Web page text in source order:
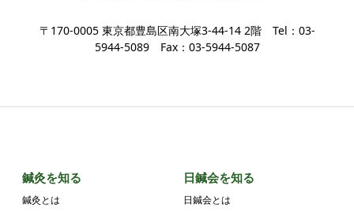
〒170-0005 東京都豊島区南大塚3-44-14 2階 Tel：03-
5944-5089 Fax：03-5944-5087
鍼灸を知る
鍼灸とは
日鍼会を知る
日鍼会とは